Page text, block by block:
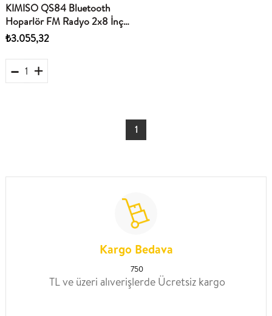
KIMISO QS84 Bluetooth
Hoparlör FM Radyo 2x8 İnç
TWS USB TF AUX RGB
Mikrofonlu Kumandalı - Siyah
₺3.055,32
1
Kargo Bedava
750
TL ve üzeri alıverişlerde Ücretsiz kargo